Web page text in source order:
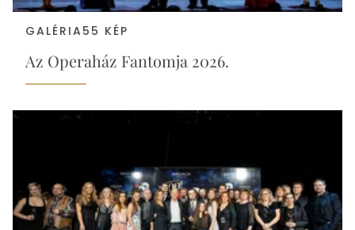
GALÉRIA 55 KÉP
Az Operaház Fantomja 2026.